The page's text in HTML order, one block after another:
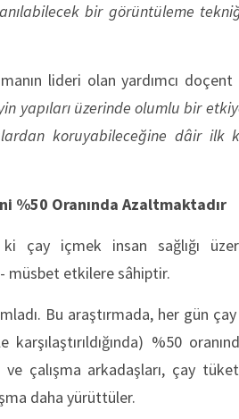
bir görüntüleme
lideri olan yardımcı doçent
yapıları üzerinde olumlu bir
koruyabileceğine dâir ilk
%50 Oranında Azaltmaktadır
çay içmek insan sağlığı
müsbet etkilere sâhiptir.
Bu araştırmada, her gün
%50
çalışma arkadaşları, çay
daha yürüttüler.